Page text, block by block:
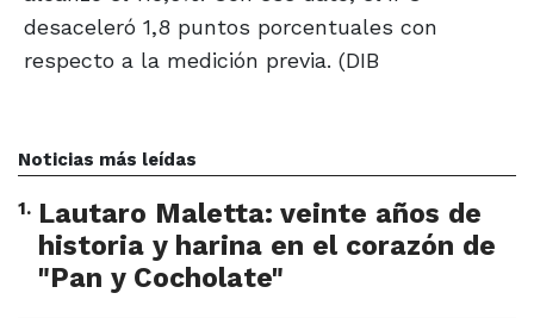
desaceleró 1,8 puntos porcentuales con
respecto a la medición previa. (DIB
Noticias más leídas
1. Lautaro Maletta: veinte años de
historia y harina en el corazón de
"Pan y Cocholate"